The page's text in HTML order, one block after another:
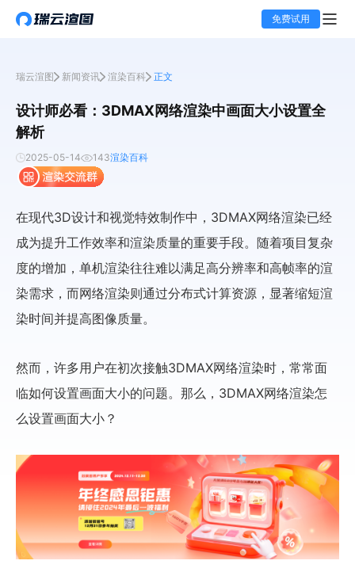
免费试用
瑞云渲图 新闻资讯 渲染百科 正文
设计师必看：3DMAX网络渲染中画面大小设置全
解析
2025-05-14 143渲染百科
在现代3D设计和视觉特效制作中，3DMAX网络渲染已经
成为提升工作效率和渲染质量的重要手段。随着项目复杂
度的增加，单机渲染往往难以满足高分辨率和高帧率的渲
染需求，而网络渲染则通过分布式计算资源，显著缩短渲
染时间并提高图像质量。
然而，许多用户在初次接触3DMAX网络渲染时，常常面
临如何设置画面大小的问题。那么，3DMAX网络渲染怎
么设置画面大小？